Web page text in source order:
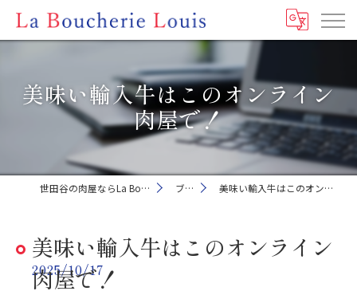
美味い輸入牛はこのオンライン
肉屋で！
世田谷の肉屋ならLa Boucherie Louis ブログ 美味い輸入牛はこのオンライン肉屋で！
美味い輸入牛はこのオンライン
肉屋で！
2025/10/17